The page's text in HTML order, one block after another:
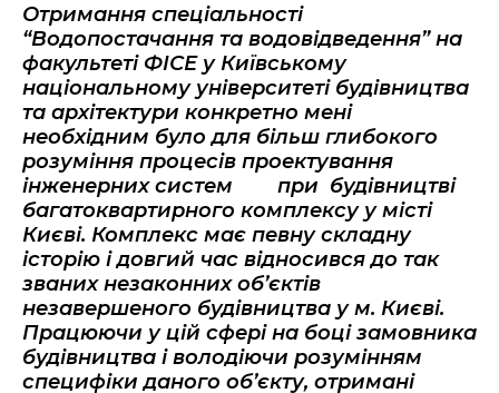
Отримання спеціальності
“Водопостачання та водовідведення” на
факультеті ФІСЕ у Київському
національному університеті будівництва
та архітектури конкретно мені
необхідним було для більш глибокого
розуміння процесів проектування
інженерних систем при будівництві
багатоквартирного комплексу у місті
Києві. Комплекс має певну складну
історію і довгий час відносився до так
званих незаконних об’єктів
незавершеного будівництва у м. Києві.
Працюючи у цій сфері на боці замовника
будівництва і володіючи розумінням
специфіки даного об’єкту, отримані